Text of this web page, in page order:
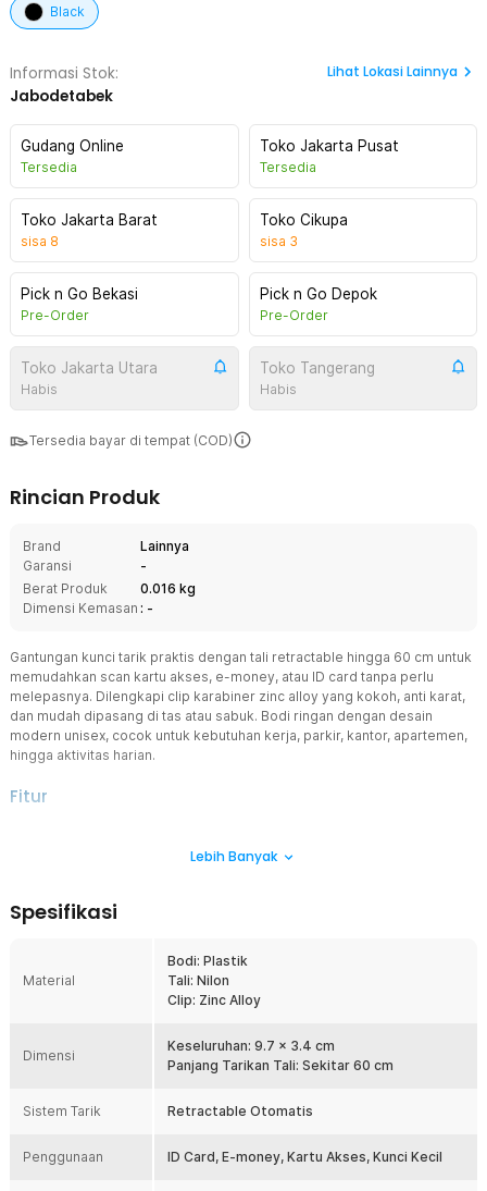
Black
Informasi Stok:
Jabodetabek
Lihat Lokasi Lainnya
Gudang Online
Tersedia
Toko Jakarta Pusat
Tersedia
Toko Jakarta Barat
sisa 8
Toko Cikupa
sisa 3
Pick n Go Bekasi
Pre-Order
Pick n Go Depok
Pre-Order
Toko Jakarta Utara
Habis
Toko Tangerang
Habis
Tersedia bayar di tempat (COD)
Rincian Produk
Brand
Lainnya
Garansi
-
Berat Produk
0.016 kg
Dimensi Kemasan : -
Gantungan kunci tarik praktis dengan tali retractable hingga 60 cm untuk
memudahkan scan kartu akses, e-money, atau ID card tanpa perlu
melepasnya. Dilengkapi clip karabiner zinc alloy yang kokoh, anti karat,
dan mudah dipasang di tas atau sabuk. Bodi ringan dengan desain
modern unisex, cocok untuk kebutuhan kerja, parkir, kantor, apartemen,
hingga aktivitas harian.
Fitur
Tali nilon dapat ditarik keluar dengan mudah saat Anda ingin
rapi dan tidak menjuntai. Fitur ini membuat penggunaan lebih cepat,
Karabiner Zinc Alloy Kokoh
Bagian clip menggunakan material zinc alloy yang kuat dan tahan
lama. Mudah dipasang pada tas, belt loop, lanyard, dompet,
memberi kesan premium dan profesional.
Bodi Ringan dan Tahan Pakai
sehingga nyaman dibawa sepanjang hari. Material ini membantu
penggunaan rutin tanpa terasa membebani.
Lebih Banyak
Spesifikasi
Material
Bodi: Plastik
Tali: Nilon
Clip: Zinc Alloy
Dimensi
Keseluruhan: 9.7 x 3.4 cm
Panjang Tarikan Tali: Sekitar 60 cm
Sistem Tarik Retractable Otomatis
Penggunaan ID Card, E-money, Kartu Akses, Kunci Kecil